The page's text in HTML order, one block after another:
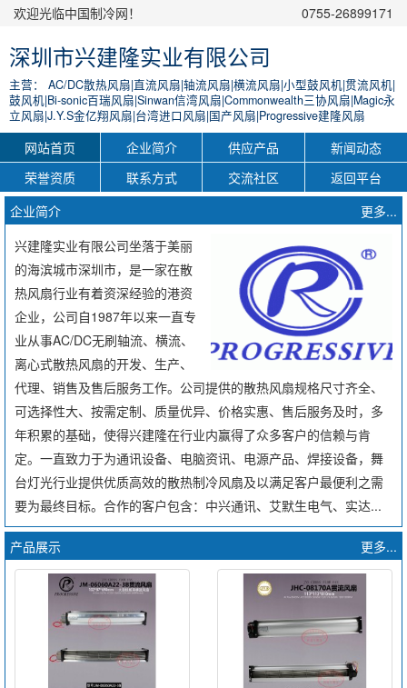
欢迎光临中国制冷网！ 0755-26899171
深圳市兴建隆实业有限公司
主营： AC/DC散热风扇|直流风扇|轴流风扇|横流风扇|小型鼓风机|贯流风机|
鼓风机|Bi-sonic百瑞风扇|Sinwan信湾风扇|Commonwealth三协风扇|Magic永
立风扇|J.Y.S金亿翔风扇|台湾进口风扇|国产风扇|Progressive建隆风扇
网站首页 企业简介 供应产品
新闻动态
荣誉资质
联系方式 交流社区
返回平台
更多...
企业简介
兴建隆实业有限公司坐落于美丽
的海滨城市深圳市，是一家在散
热风扇行业有着资深经验的港资
企业，公司自1987年以来一直专
业从事AC/DC无刷轴流、横流、
离心式散热风扇的开发、生产、
代理、销售及售后服务工作。公司提供的散热风扇规格尺寸齐全、
可选择性大、按需定制、质量优异、价格实惠、售后服务及时，多
年积累的基础，使得兴建隆在行业内赢得了众多客户的信赖与肯
定。一直致力于为通讯设备、电脑资讯、电源产品、焊接设备，舞
台灯光行业提供优质高效的散热制冷风扇及以满足客户最便利之需
要为最终目标。合作的客户包含：中兴通讯、艾默生电气、实达...
更多...
产品展示